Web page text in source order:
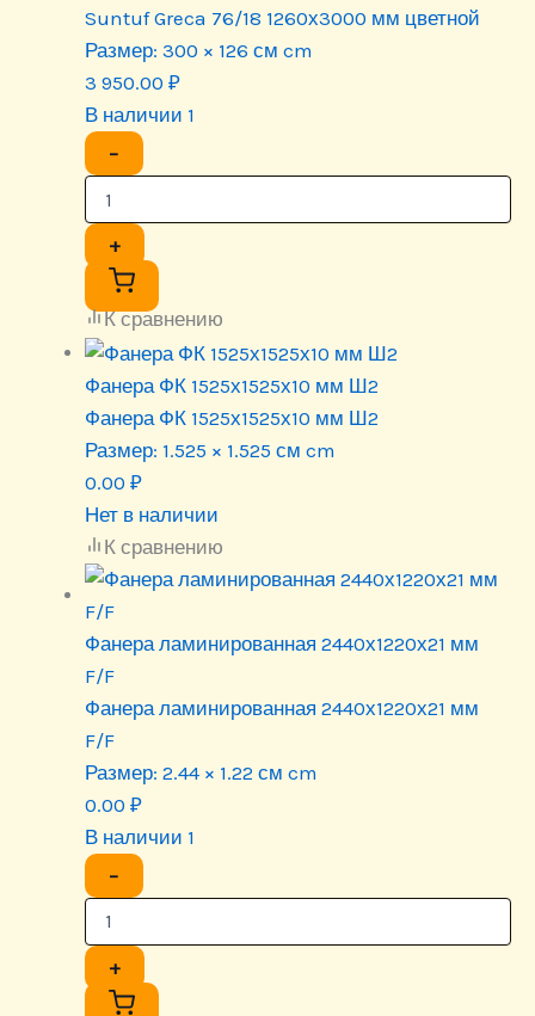
Suntuf Greca 76/18 1260х3000 мм цветной
Размер: 300 × 126 см cm
3 950.00 ₽
В наличии 1
−
+
К сравнению
Фанера ФК 1525х1525х10 мм Ш2
Фанера ФК 1525х1525х10 мм Ш2
Размер: 1.525 × 1.525 см cm
0.00 ₽
Нет в наличии
К сравнению
Фанера ламинированная 2440х1220х21 мм
F/F
Фанера ламинированная 2440х1220х21 мм
F/F
Размер: 2.44 × 1.22 см cm
0.00 ₽
В наличии 1
−
+